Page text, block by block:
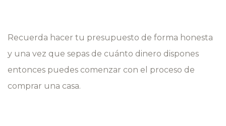
Recuerda hacer tu presupuesto de forma honesta
y una vez que sepas de cuánto dinero dispones
entonces puedes comenzar con el proceso de
comprar una casa.